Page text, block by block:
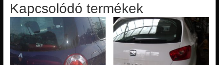
Kapcsolódó termékek